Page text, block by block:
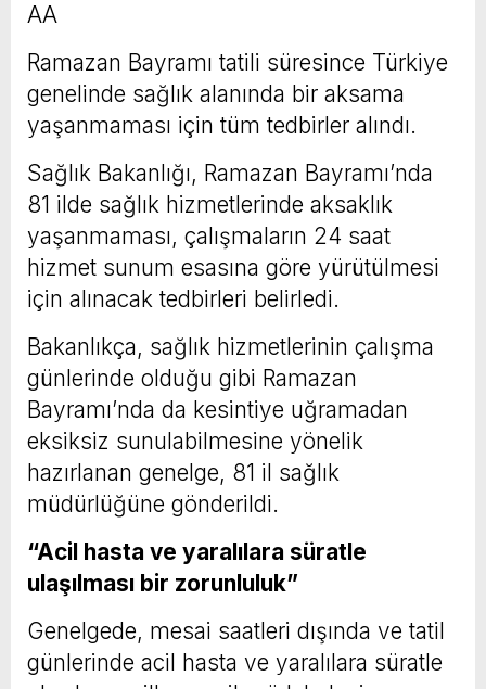
AA
Ramazan Bayramı tatili süresince Türkiye
genelinde sağlık alanında bir aksama
yaşanmaması için tüm tedbirler alındı.
Sağlık Bakanlığı, Ramazan Bayramı’nda
81 ilde sağlık hizmetlerinde aksaklık
yaşanmaması, çalışmaların 24 saat
hizmet sunum esasına göre yürütülmesi
için alınacak tedbirleri belirledi.
Bakanlıkça, sağlık hizmetlerinin çalışma
günlerinde olduğu gibi Ramazan
Bayramı’nda da kesintiye uğramadan
eksiksiz sunulabilmesine yönelik
hazırlanan genelge, 81 il sağlık
müdürlüğüne gönderildi.
“Acil hasta ve yaralılara süratle
ulaşılması bir zorunluluk”
Genelgede, mesai saatleri dışında ve tatil
günlerinde acil hasta ve yaralılara süratle